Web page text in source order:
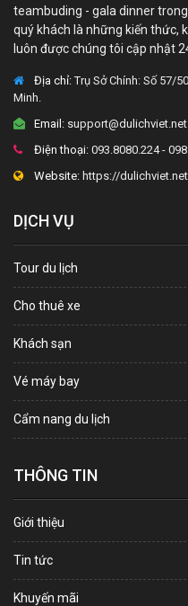
teambuding - gala dinner
quý khách là những kiến thức,
luôn được chúng tôi cập nhật
Địa chỉ:Trụ Sở Chính: Số 57/
Minh.
Email:
Điện thoại: 093.8080.224 -
Website: https://
DỊCH VỤ
Tour du lịch
Cho thuê xe
Khách sạn
Vé máy bay
Cẩm nang du lịch
THÔNG TIN
Giới thiệu
Tin tức
Khuyến mãi